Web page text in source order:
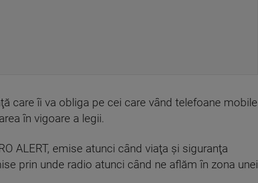
care îi va obliga pe cei care vând telefoane mobile
în vigoare a legii.
ALERT, emise atunci când viaţa şi siguranţa
prin unde radio atunci când ne aflăm în zona unei